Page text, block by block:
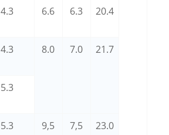
4.3 6.6 6.3 20.4
4.3 8.0 7.0 21.7
5.3
5.3 9,5 7,5 23.0